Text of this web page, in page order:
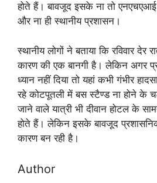
होते हैं। बावजूद इसके ना तो
और ना ही स्थानीय प्रशासन।
स्थानीय लोगों ने बताया कि रविवार देर
कारण की एक बानगी है। लेकिन अगर
ध्यान नहीं दिया तो यहां कभी गंभीर
रहे कोटपूतली में बस स्टैण्ड ना होने के
जाने वाले यात्री भी दीवान होटल के
होते हैं। लेकिन इसके बावजूद
कारण बन रही है।
Author